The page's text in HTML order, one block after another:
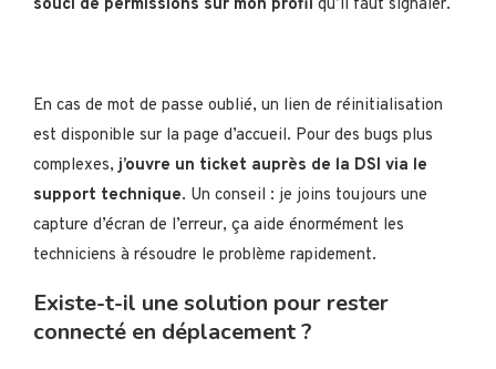
souci de permissions sur mon profil qu’il faut signaler.
En cas de mot de passe oublié, un lien de réinitialisation
est disponible sur la page d’accueil. Pour des bugs plus
complexes,j’ouvre un ticket auprès de la DSI via le
support technique. Un conseil : je joins toujours une
capture d’écran de l’erreur, ça aide énormément les
techniciens à résoudre le problème rapidement.
Existe-t-il une solution pour rester
connecté en déplacement ?